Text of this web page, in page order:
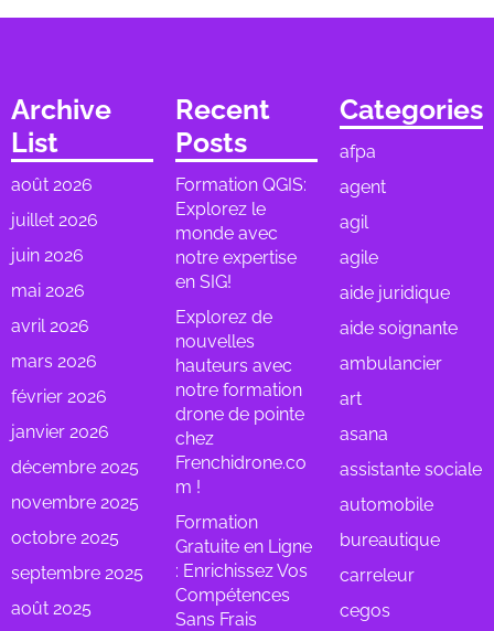
Archive
List
août 2026
juillet 2026
juin 2026
mai 2026
avril 2026
mars 2026
février 2026
janvier 2026
décembre 2025
novembre 2025
octobre 2025
septembre 2025
août 2025
Recent
Posts
Formation QGIS:
Explorez le
monde avec
notre expertise
en SIG!
Explorez de
nouvelles
hauteurs avec
notre formation
drone de pointe
chez
Frenchidrone.co
m !
Formation
Gratuite en Ligne
: Enrichissez Vos
Compétences
Sans Frais
Categories
afpa
agent
agil
agile
aide juridique
aide soignante
ambulancier
art
asana
assistante sociale
automobile
bureautique
carreleur
cegos